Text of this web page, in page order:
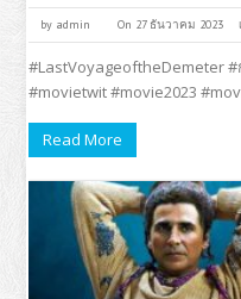
by admin On 27 ธันวาคม 2023
#LastVoyageoftheDemeter
#movietwit #movie2023
Read More